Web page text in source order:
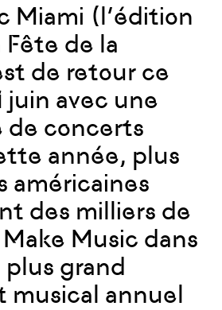
Miami (l’édition
de la
de retour ce
juin avec une
de concerts
année, plus
américaines
des milliers de
Music dans
grand
musical annuel